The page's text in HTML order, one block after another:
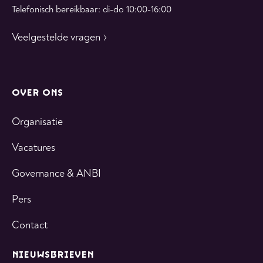
Telefonisch bereikbaar: di-do 10:00-16:00
Veelgestelde vragen
OVER ONS
Organisatie
Vacatures
Governance & ANBI
Pers
Contact
NIEUWSBRIEVEN